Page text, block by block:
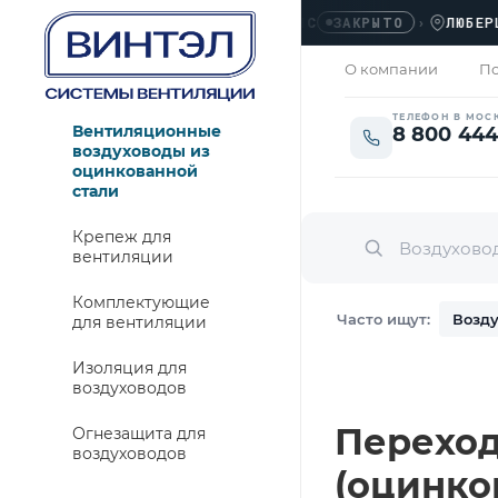
ОФИС ЗАКРЫТО › ЛЮБЕРЦЫ,
О компании
ТЕЛЕФОН В
8 800
Часто ищут:
Вентиляционные
воздуховоды из
оцинкованной
стали
Крепеж для
вентиляции
Комплектующие
для вентиляции
Изоляция для
воздуховодов
Огнезащита для
воздуховодов